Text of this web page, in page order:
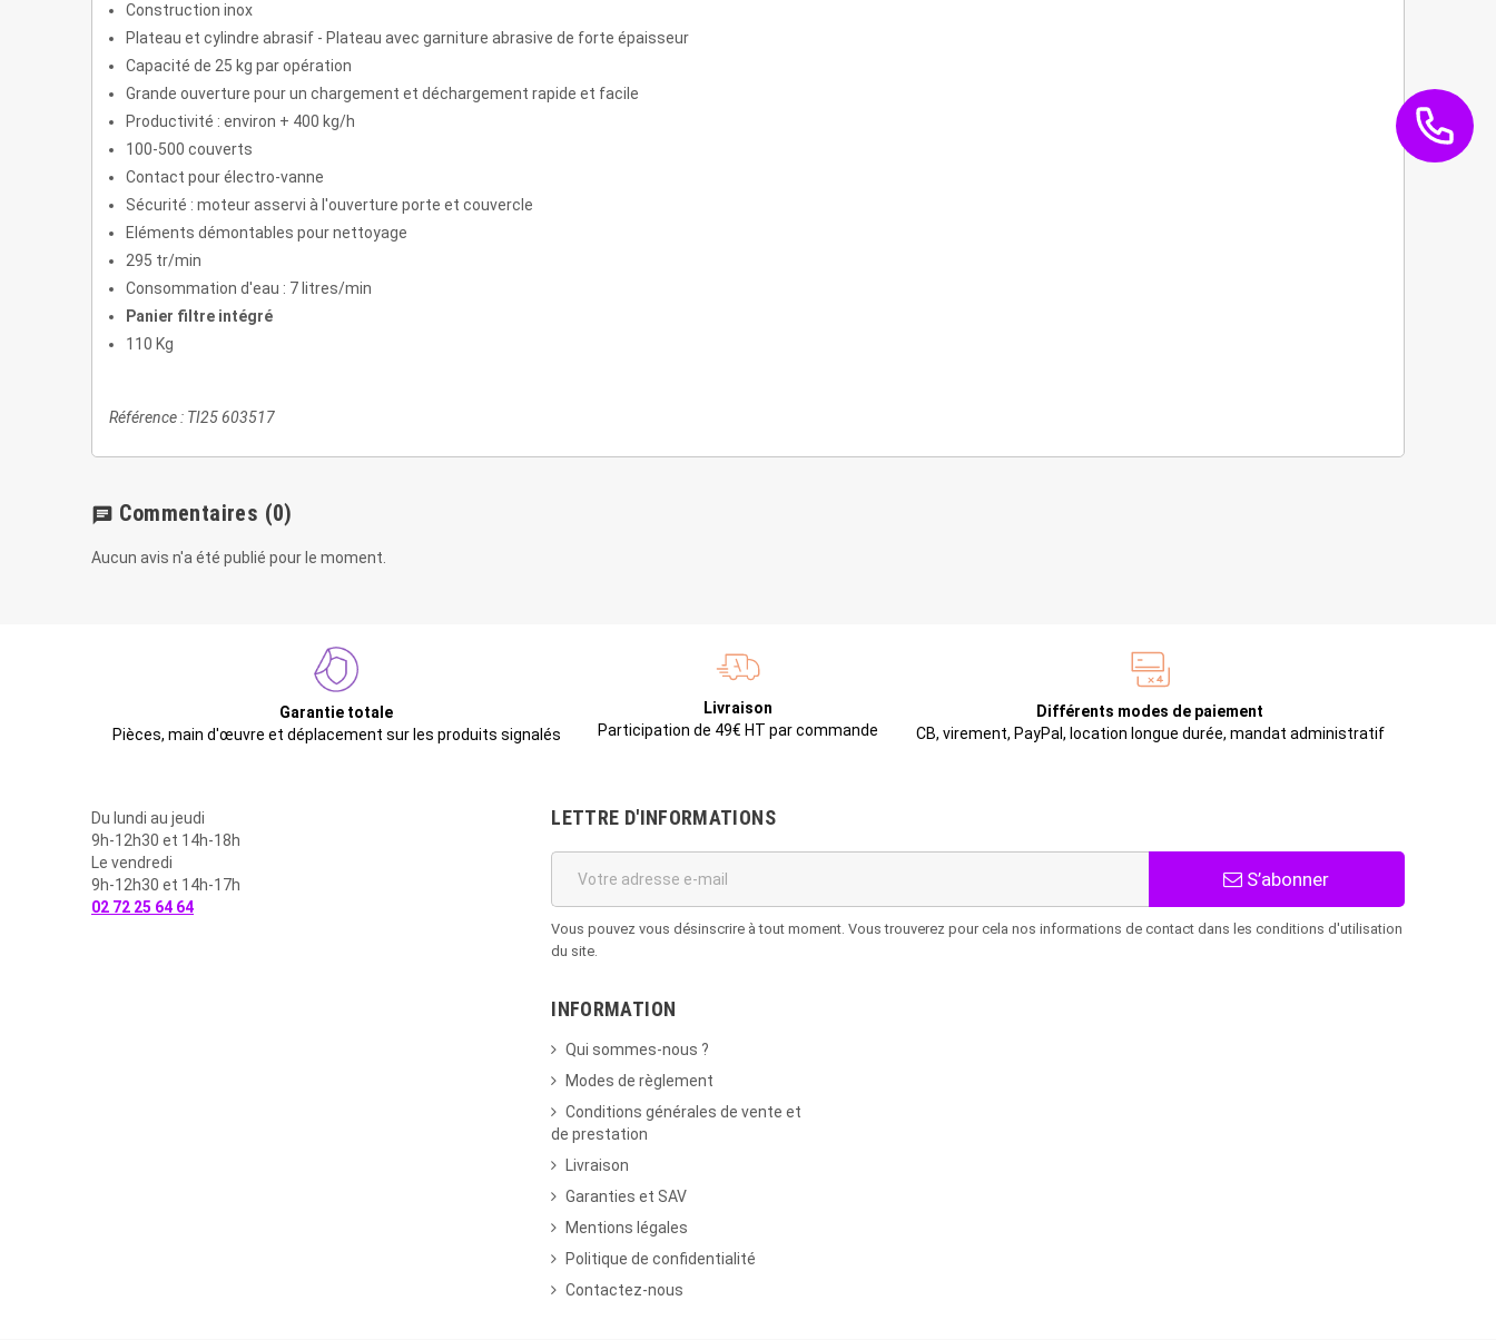
Construction inox
Plateau et cylindre abrasif - Plateau avec garniture abrasive de forte épaisseur
Capacité de 25 kg par opération
Grande ouverture pour un chargement et déchargement rapide et facile
Productivité : environ + 400 kg/h
100-500 couverts
Contact pour électro-vanne
Sécurité : moteur asservi à l'ouverture porte et couvercle
Eléments démontables pour nettoyage
295 tr/min
Consommation d'eau : 7 litres/min
Panier filtre intégré
110 Kg
Référence : TI25 603517
chat Commentaires (0)
Aucun avis n'a été publié pour le moment.
Garantie totale
Pièces, main d'œuvre et déplacement sur les produits signalés
Livraison
Participation de 49€ HT par commande
Différents modes de paiement
CB, virement, PayPal, location longue durée, mandat administratif
Du lundi au jeudi
9h-12h30 et 14h-18h
Le vendredi
9h-12h30 et 14h-17h
02 72 25 64 64
LETTRE D'INFORMATIONS
S’abonner
Vous pouvez vous désinscrire à tout moment. Vous trouverez pour cela nos informations de contact dans les conditions d'utilisation
du site.
INFORMATION
Qui sommes-nous ?
Modes de règlement
Conditions générales de vente et
de prestation
Livraison
Garanties et SAV
Mentions légales
Politique de confidentialité
Contactez-nous